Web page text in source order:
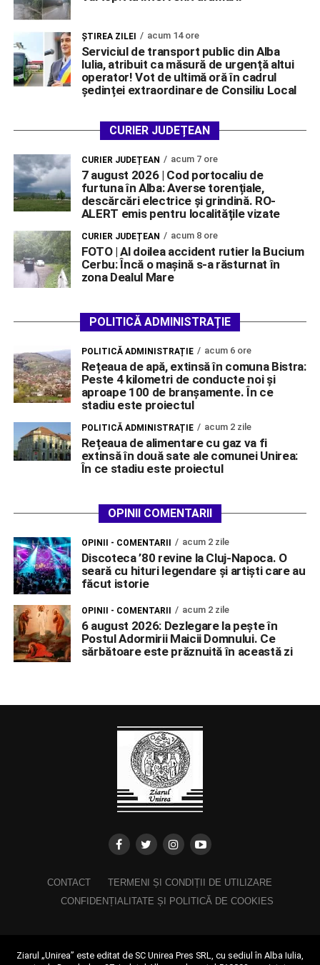
ŞTIREA ZILEI acum 14 ore
Serviciul de transport public din Alba
Iulia, atribuit ca măsură de urgență altui
operator! Vot de ultimă oră în cadrul
ședinței extraordinare de Consiliu Local
CURIER JUDEȚEAN
CURIER JUDEȚEAN acum 7 ore
7 august 2026 | Cod portocaliu de
furtuna în Alba: Averse torențiale,
descărcări electrice și grindină. RO-
ALERT emis pentru localitățile vizate
CURIER JUDEȚEAN acum 8 ore
FOTO | Al doilea accident rutier la Bucium
Cerbu: Încă o mașină s-a răsturnat în
zona Dealul Mare
POLITICĂ ADMINISTRAȚIE
POLITICĂ ADMINISTRAȚIE acum 6 ore
Rețeaua de apă, extinsă în comuna Bistra:
Peste 4 kilometri de conducte noi și
aproape 100 de branșamente. În ce
stadiu este proiectul
POLITICĂ ADMINISTRAȚIE acum 2 zile
Rețeaua de alimentare cu gaz va fi
extinsă în două sate ale comunei Unirea:
În ce stadiu este proiectul
OPINII COMENTARII
OPINII - COMENTARII acum 2 zile
Discoteca ’80 revine la Cluj-Napoca. O
seară cu hituri legendare și artiști care au
făcut istorie
OPINII - COMENTARII acum 2 zile
6 august 2026: Dezlegare la pește în
Postul Adormirii Maicii Domnului. Ce
sărbătoare este prăznuită în această zi
CONTACT
TERMENI ȘI CONDIȚII DE UTILIZARE
CONFIDENȚIALITATE ȘI POLITICĂ DE COOKIES
Ziarul „Unirea” este editat de SC Unirea Pres SRL, cu sediul în Alba Iulia,